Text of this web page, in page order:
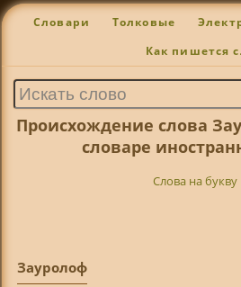
Словари Толковые
Как пишется
Происхождение слова
словаре
Слова на букву
Зауролоф